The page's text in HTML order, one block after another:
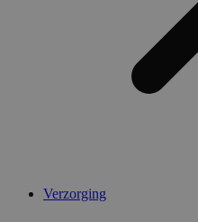
Verzorging